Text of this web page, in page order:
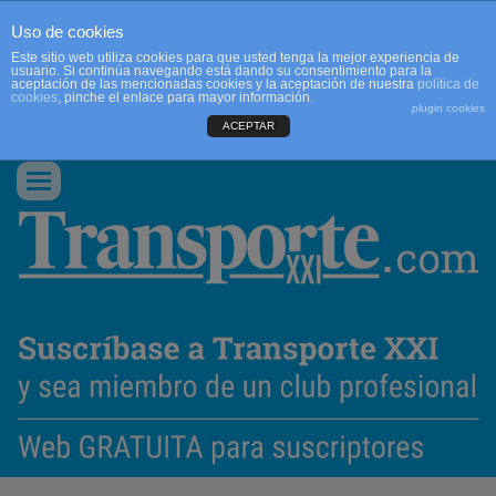
CONTACTO
Conmutar
navegación
Uso de cookies
Este sitio web utiliza cookies para que usted tenga la mejor experiencia de
usuario. Si continúa navegando está dando su consentimiento para la
aceptación de las mencionadas cookies y la aceptación de nuestra política de
cookies, pinche el enlace para mayor información.
plugin cookies
ACEPTAR